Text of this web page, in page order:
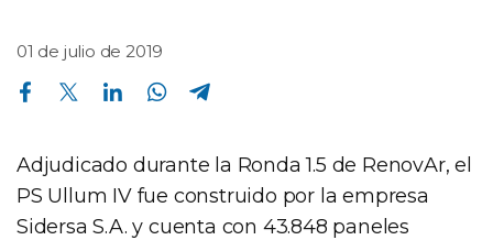
01 de julio de 2019
Compartir en Facebook Compartir en Twitter Compartir en Linkedin Compartir en Whatsapp
Adjudicado durante la Ronda 1.5 de RenovAr, el
PS Ullum IV fue construido por la empresa
Sidersa S.A. y cuenta con 43.848 paneles